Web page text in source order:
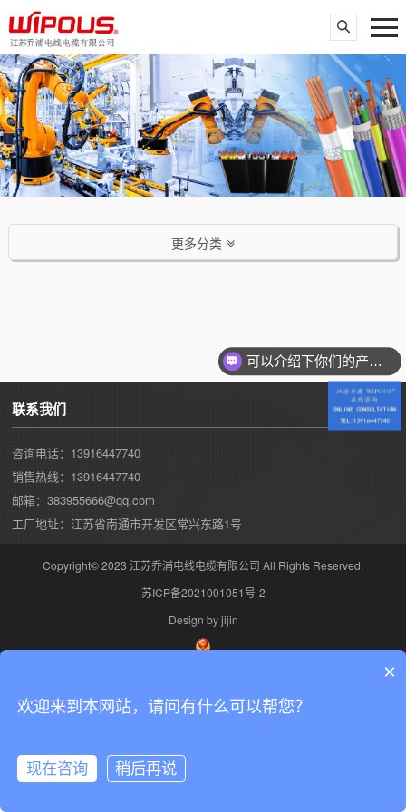
更多分类
联系我们
咨询电话：13916447740
销售热线：13916447740
邮箱：383955666@qq.com
工厂地址：江苏省南通市开发区常兴东路1号
Copyright© 2023 江苏乔浦电线电缆有限公司 All Rights Reserved.
苏ICP备2021001051号-2
Design by jijin
可以介绍下你们的产品么？
×
欢迎来到本网站，请问有什么可以帮您？
现在咨询 稍后再说